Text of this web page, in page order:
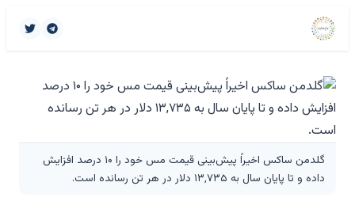
گلدمن ساکس اخیراً پیش‌بینی قیمت مس خود را ۱۰ درصد افزایش
داده و تا پایان سال به ۱۳,۷۳۵ دلار در هر تن رسانده است.